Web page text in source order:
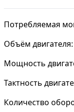
Потребляемая
Объём
Мощность
Тактность
Количество